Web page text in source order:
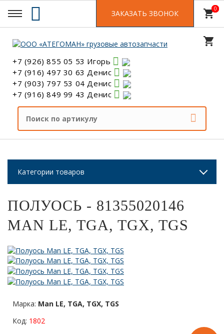
+7 (926) 855 05 53 Игорь
+7 (916) 497 30 63 Денис
+7 (903) 797 53 04 Денис
+7 (916) 849 99 43 Денис
ЗАКАЗАТЬ ЗВОНОК shopping_cart0
shopping_cart
0
Категории товаров
ПОЛУОСЬ - 81355020146
MAN LE, TGA, TGX, TGS
Марка: Man LE, TGA, TGX, TGS
Код: 1802